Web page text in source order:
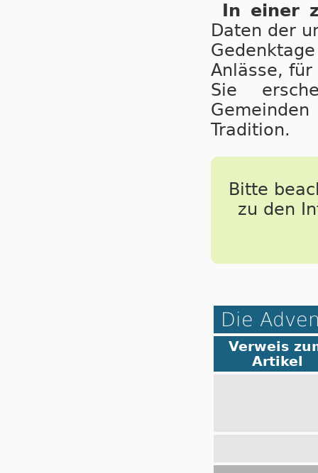
In einer
Daten der
Anlässe,
Sie
Tradition.
Bitte
zu den
Die
Verweis
Artikel